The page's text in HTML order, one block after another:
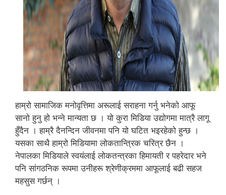
हाम्रो सामाजिक मनोवृत्तिमा अरूलाई सराहना गर्नु भनेको आफू
सानो हुनु हो भन्ने मान्यता छ । यो कुरा मिडिया उद्योगमा मात्रै लागू
हुँदैन । हाम्रै दैनन्दिन जीवनमा पनि यो घटित भइरहेको हुन्छ ।
यसका साथै हाम्रो मिडियामा लोकतान्त्रिक चरित्र छैन ।
नेपालका मिडियाले स्वयंलाई लोकतन्त्रका हिमायती र पहरेदार भने
पनि सांगठनिक रूपमा उनीहरू श्रेणीक्रममा आफूलाई बढी सहज
महसुस गर्छन् ।